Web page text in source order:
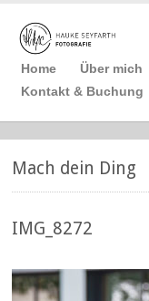
Home Über mich
Kontakt & Buchung
Mach dein Ding
IMG_8272